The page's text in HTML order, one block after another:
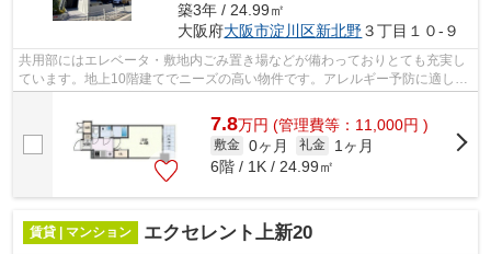
築3年 / 24.99㎡
大阪府大阪市淀川区新北野３丁目１０-９
共用部にはエレベータ・敷地内ごみ置き場などが備わっておりとても充実し
ています。地上10階建てでニーズの高い物件です。アレルギー予防に適し
7.8万円 (管理費等：11,000円 )
敷金 0ヶ月 礼金
1ヶ月
6階 / 1K / 24.99㎡
賃貸 | マンション エクセレント上新20